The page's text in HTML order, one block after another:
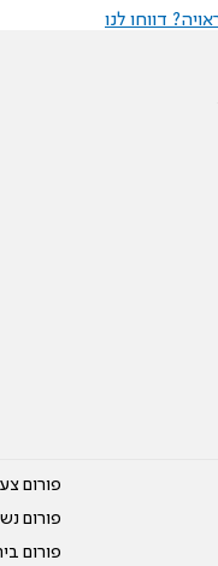
דווחו לנו
פורום
פורום
פורום